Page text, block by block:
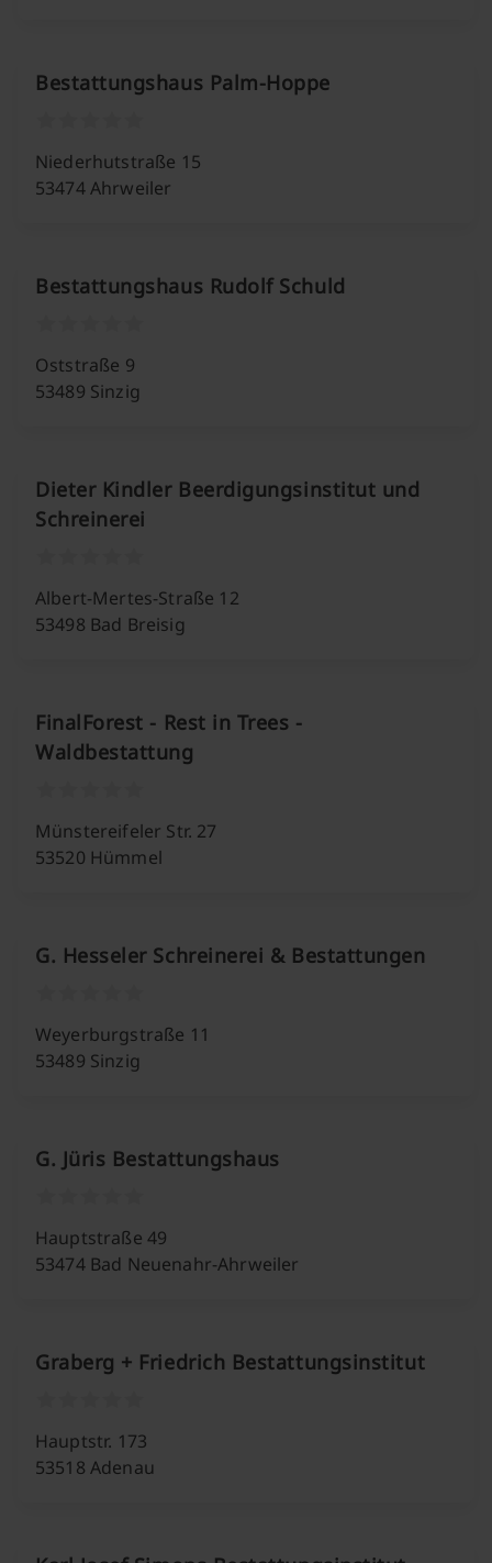
Bestattungshaus Palm-Hoppe
Niederhutstraße 15
53474 Ahrweiler
Bestattungshaus Rudolf Schuld
Oststraße 9
53489 Sinzig
Dieter Kindler Beerdigungsinstitut und
Schreinerei
Albert-Mertes-Straße 12
53498 Bad Breisig
FinalForest - Rest in Trees -
Waldbestattung
Münstereifeler Str. 27
53520 Hümmel
G. Hesseler Schreinerei & Bestattungen
Weyerburgstraße 11
53489 Sinzig
G. Jüris Bestattungshaus
Hauptstraße 49
53474 Bad Neuenahr-Ahrweiler
Graberg + Friedrich Bestattungsinstitut
Hauptstr. 173
53518 Adenau